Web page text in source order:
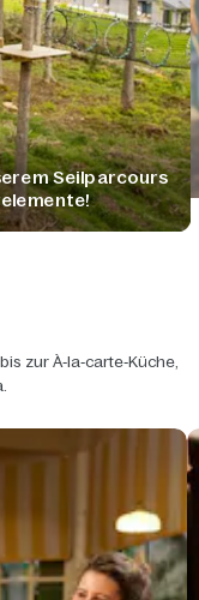
Seilparcours
zur À‑la‑carte‑Küche,